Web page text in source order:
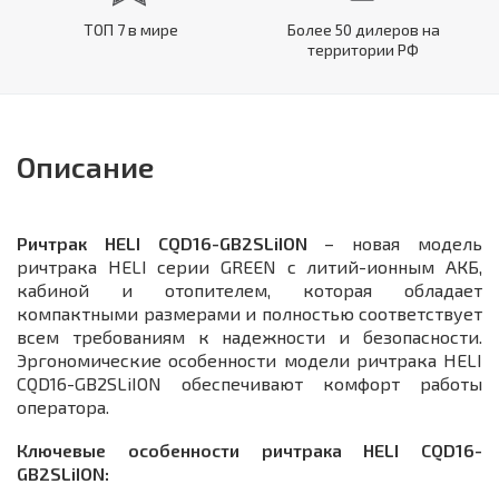
ТОП 7 в мире
Более 50 дилеров на
территории РФ
Описание
Ричтрак HELI CQD16-GB2SLiION – новая модель
ричтрака HELI серии GREEN с литий-ионным АКБ,
кабиной и отопителем, которая обладает
компактными размерами и полностью соответствует
всем требованиям к надежности и безопасности.
Эргономические особенности модели ричтрака HELI
CQD16-GB2SLiION обеспечивают комфорт работы
оператора.
Ключевые особенности ричтрака HELI CQD16-
GB2SLiION: